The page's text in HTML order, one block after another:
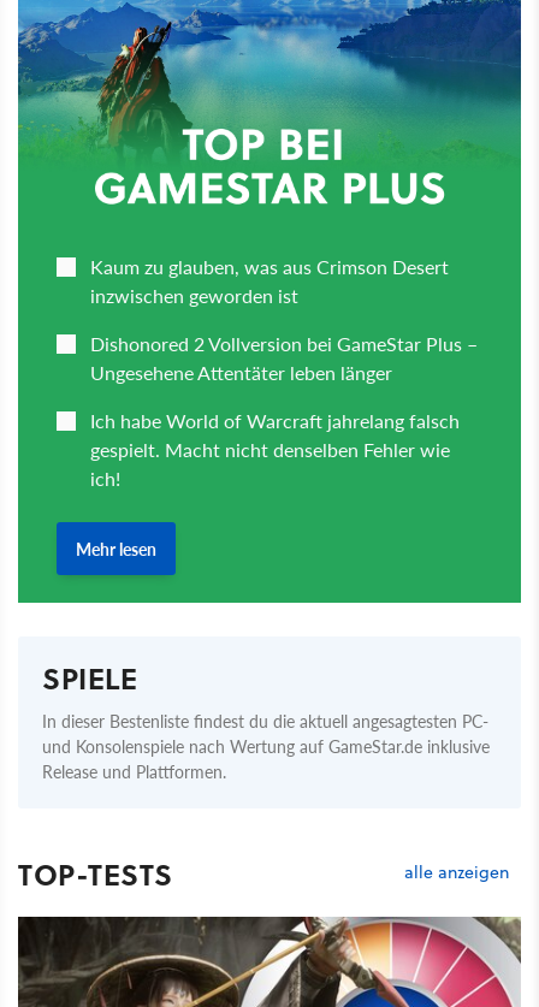
SPIELE
In dieser Bestenliste findest du die aktuell angesagtesten PC-
und Konsolenspiele nach Wertung auf GameStar.de inklusive
Release und Plattformen.
TOP-TESTS alle anzeigen